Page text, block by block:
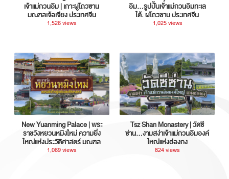
เจ้าแม่กวนอิม | เกาะผู่โถวซาน
มณฑลเจ้อเจียง ประเทศจีน
1,526 views
อิม...รูปปั้นเจ้าแม่กวนอิมทะเล
ใต้, ผู่โถวซาน ประเทศจีน
1,025 views
New Yuanming Palace | พระ
ราชวังหยวนหมิงใหม่ ความยิ่ง
ใหญ่แห่งประวัติศาสตร์ มณฑล
กวางตุ้ง ประเทศจีน
1,069 views
Tsz Shan Monastery | วัดซี
ซ่าน…งามสง่าเจ้าแม่กวนอิมองค์
ใหญ่แห่งฮ่องกง
824 views